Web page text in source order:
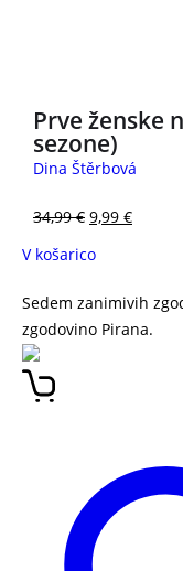
Prve ženske
sezone)
Dina Štěrbová
34,99€ 9,99 €
V košarico
Sedem zanimivih
zgodovino Pirana.